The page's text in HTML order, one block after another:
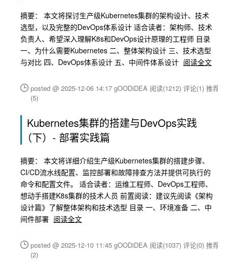
摘要： 本文将探讨生产级Kubernetes集群的架构设计、技术
选型，以及完整的DevOps体系设计 适合读者：架构师、技术
负责人、希望深入理解K8s和DevOps设计原理的工程师 目录
一、为什么需要Kubernetes 二、整体架构设计 三、技术选型
与对比 四、DevOps体系设计 五、中间件体系设计 阅读全文
posted @ 2025-12-06 14:17 gOODiDEA 阅读(1212) 评论(1) 推荐
(5)
Kubernetes集群的搭建与DevOps实践
（下）- 部署实践篇
摘要： 本文将详细介绍生产级Kubernetes集群的搭建步骤、
CI/CD流水线配置、监控部署和故障排查方法并提供可执行的
命令和配置文件。 适合读者：运维工程师、DevOps工程师、
想动手搭建K8s集群的技术人员 前置阅读：建议先阅读《架构
设计篇》了解整体架构和技术选型 目录 一、环境准备 二、中
间件部署 阅读全文
posted @ 2025-12-10 11:45 gOODiDEA 阅读(1037) 评论(0) 推荐
(2)